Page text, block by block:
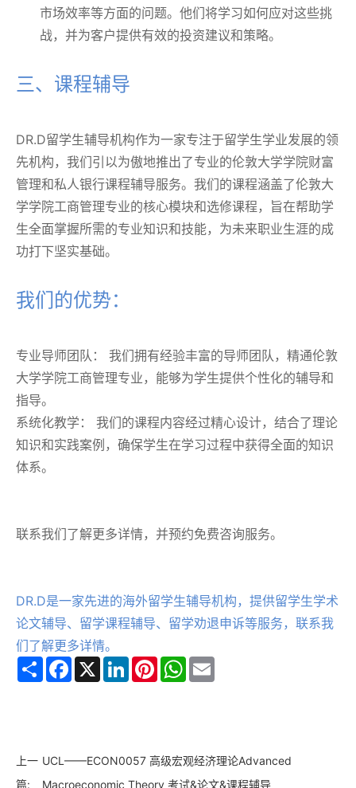
市场效率等方面的问题。他们将学习如何应对这些挑
战，并为客户提供有效的投资建议和策略。
三、课程辅导
DR.D留学生辅导机构作为一家专注于留学生学业发展的领
先机构，我们引以为傲地推出了专业的伦敦大学学院财富
管理和私人银行课程辅导服务。我们的课程涵盖了伦敦大
学学院工商管理专业的核心模块和选修课程，旨在帮助学
生全面掌握所需的专业知识和技能，为未来职业生涯的成
功打下坚实基础。
我们的优势：
专业导师团队： 我们拥有经验丰富的导师团队，精通伦敦
大学学院工商管理专业，能够为学生提供个性化的辅导和
指导。
系统化教学： 我们的课程内容经过精心设计，结合了理论
知识和实践案例，确保学生在学习过程中获得全面的知识
体系。
联系我们了解更多详情，并预约免费咨询服务。
DR.D是一家先进的海外留学生辅导机构，提供留学生学术
论文辅导、留学课程辅导、留学劝退申诉等服务，联系我
们了解更多详情。
Share Facebook
X LinkedInPinterestWhatsApp
上一
篇:
UCL——ECON0057 高级宏观经济理论Advanced
Macroeconomic Theory 考试&论文&课程辅导